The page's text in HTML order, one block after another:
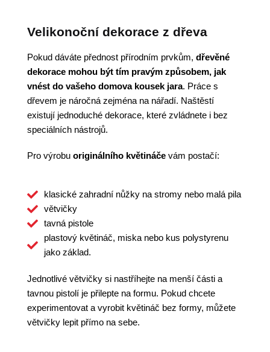
Velikonoční dekorace z dřeva
Pokud dáváte přednost přírodním prvkům, dřevěné
dekorace mohou být tím pravým způsobem, jak
vnést do vašeho domova kousek jara. Práce s
dřevem je náročná zejména na nářadí. Naštěstí
existují jednoduché dekorace, které zvládnete i bez
speciálních nástrojů.
Pro výrobu originálního květináče vám postačí:
klasické zahradní nůžky na stromy nebo malá pila
větvičky
tavná pistole
plastový květináč, miska nebo kus polystyrenu
jako základ.
Jednotlivé větvičky si nastříhejte na menší části a
tavnou pistolí je přilepte na formu. Pokud chcete
experimentovat a vyrobit květináč bez formy, můžete
větvičky lepit přímo na sebe.